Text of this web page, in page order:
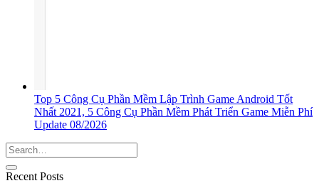
Top 5 Công Cụ Phần Mềm Lập Trình Game Android Tốt
Nhất 2021, 5 Công Cụ Phần Mềm Phát Triển Game Miễn Phí
Update 08/2026
Recent Posts